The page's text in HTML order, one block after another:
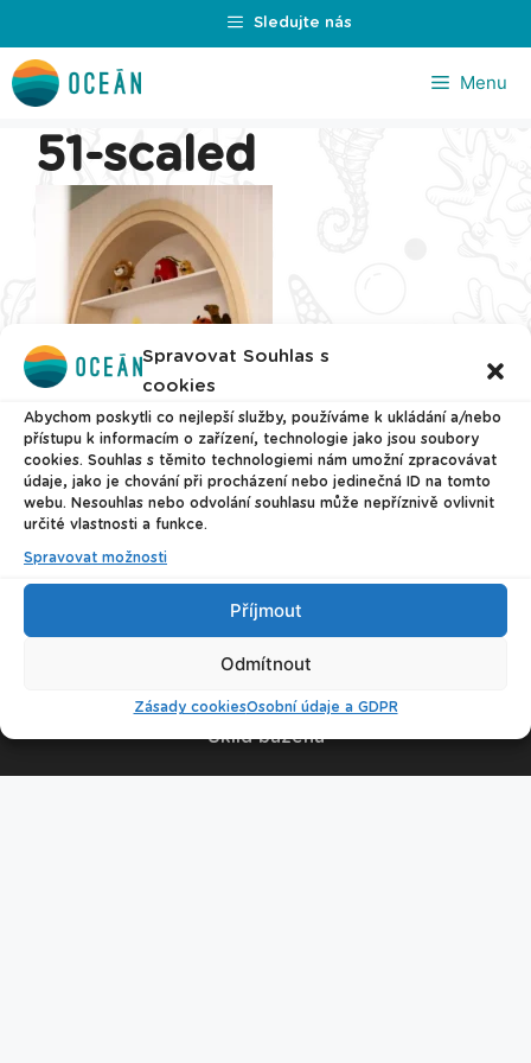
Spravovat Souhlas s
cookies
Abychom poskytli co nejlepší služby, používáme k ukládání a/nebo
přístupu k informacím o zařízení, technologie jako jsou soubory
cookies. Souhlas s těmito technologiemi nám umožní zpracovávat
údaje, jako je chování při procházení nebo jedinečná ID na tomto
webu. Nesouhlas nebo odvolání souhlasu může nepříznivě ovlivnit
určité vlastnosti a funkce.
Spravovat možnosti
Příjmout
Odmítnout
Zásady cookiesOsobní údaje a GDPR
na
obsah
Sledujte nás
Menu
51-scaled
© 2026 Plavecké centrum Oceán
Úklid bazénu